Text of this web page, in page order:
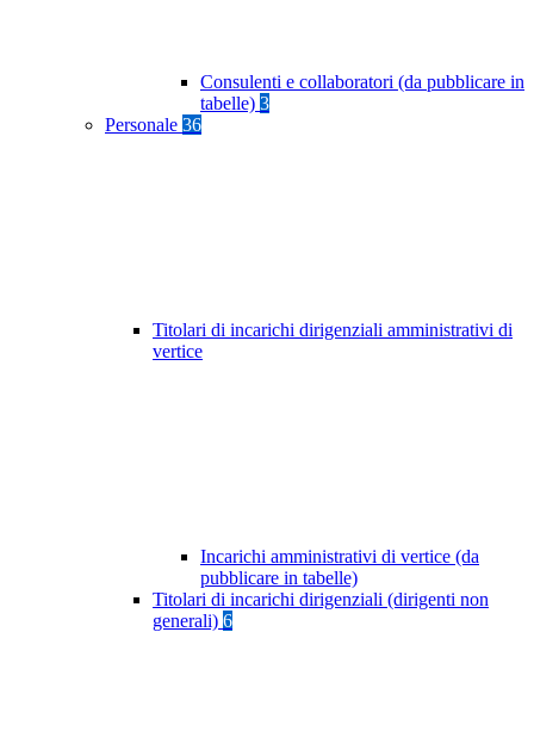
Consulenti e collaboratori (da pubblicare in
tabelle) 3
Personale 36
Titolari di incarichi dirigenziali amministrativi di
vertice
Incarichi amministrativi di vertice (da
pubblicare in tabelle)
Titolari di incarichi dirigenziali (dirigenti non
generali) 6